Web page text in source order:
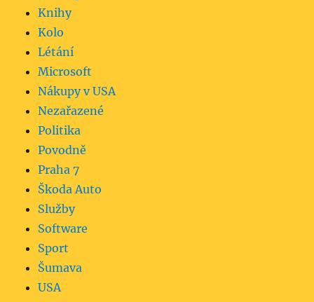
Knihy
Kolo
Létání
Microsoft
Nákupy v USA
Nezařazené
Politika
Povodně
Praha 7
Škoda Auto
Služby
Software
Sport
Šumava
USA